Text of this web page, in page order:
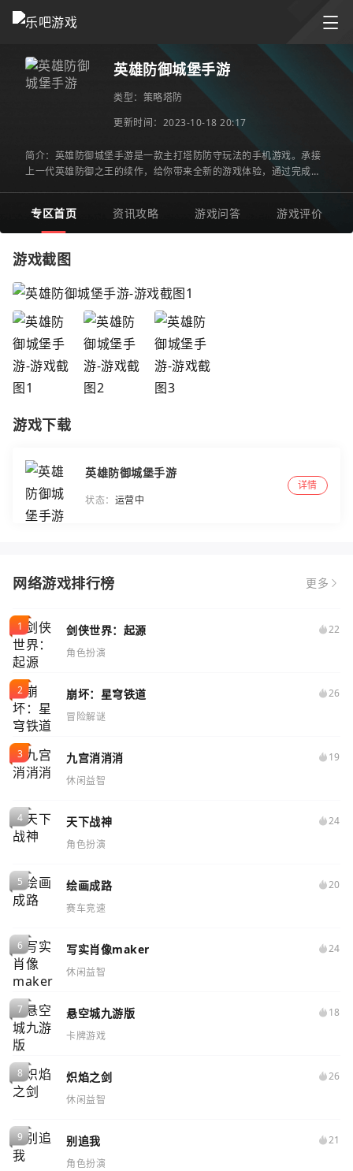
英雄防御城堡手游
类型： 策略塔防
更新时间：2023-10-18 20:17
简介：英雄防御城堡手游是一款主打塔防防守玩法的手机游戏。承接
上一代英雄防御之王的续作，给你带来全新的游戏体验，通过完成防
专区首页 资讯攻略 游戏问答 游戏评价
游戏截图
游戏下载
英雄防御城堡手游
状态： 运营中
详情
网络游戏排行榜 更多
剑侠世界：起源
22
角色扮演
崩坏：星穹铁道
26
冒险解谜
九宫消消消
19
休闲益智
天下战神
24
角色扮演
绘画成路
20
赛车竞速
写实肖像maker
24
休闲益智
悬空城九游版
18
卡牌游戏
炽焰之剑
26
休闲益智
别追我
21
角色扮演